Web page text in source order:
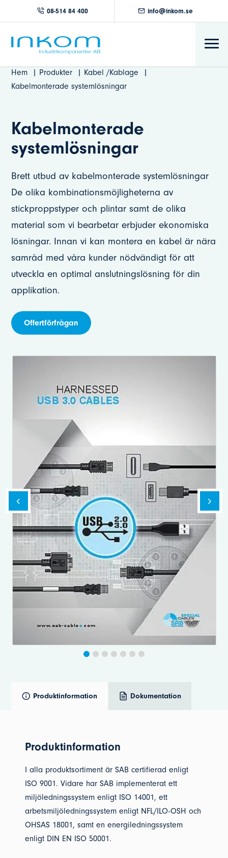
08-514 84 400 info@inkom.se
Hem Produkter
Kabel /Kablage
Kabelmonterade systemlösningar
Kabelmonterade
systemlösningar
Brett utbud av kabelmonterade systemlösningar
De olika kombinationsmöjligheterna av
stickproppstyper och plintar samt de olika
material som vi bearbetar erbjuder ekonomiska
lösningar. Innan vi kan montera en kabel är nära
samråd med våra kunder nödvändigt för att
utveckla en optimal anslutningslösning för din
applikation.
Offertförfrågan
Produktinformation Dokumentation
Produktinformation
I alla produktsortiment är SAB certifierad enligt
ISO 9001. Vidare har SAB implementerat ett
miljöledningssystem enligt ISO 14001, ett
arbetsmiljöledningssystem enligt NFL/ILO-OSH och
OHSAS 18001, samt en energiledningssystem
enligt DIN EN ISO 50001.